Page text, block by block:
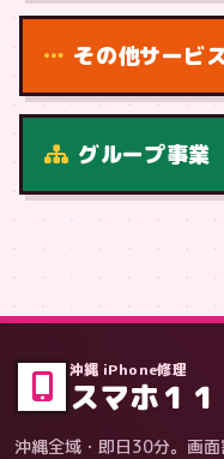
症状・内容から
その他サービス
グループ事業
沖縄 iPhone修理
スマホ１１
沖縄全域・即日30分。画